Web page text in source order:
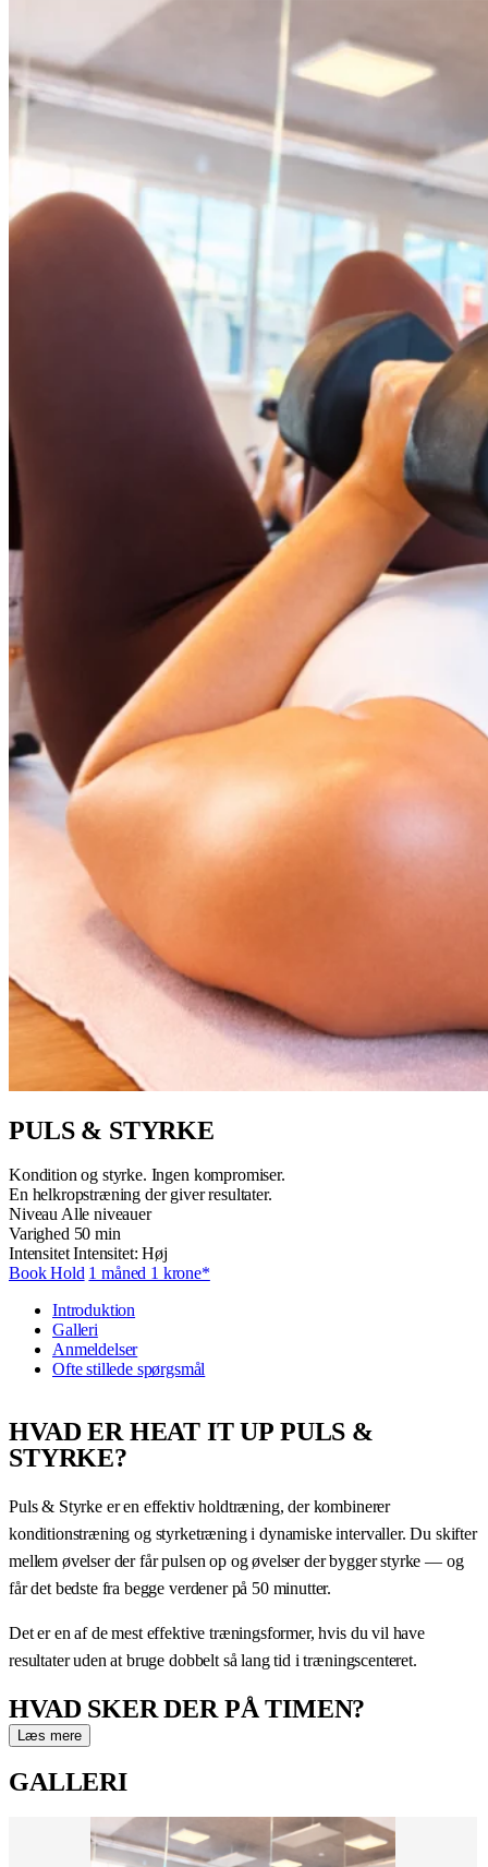
PULS & STYRKE
Kondition og styrke. Ingen kompromiser.
En helkropstræning der giver resultater.
Niveau Alle niveauer
Varighed 50 min
Intensitet Intensitet: Høj
Book Hold 1 måned 1 krone*
Introduktion
Galleri
Anmeldelser
Ofte stillede spørgsmål
HVAD ER HEAT IT UP PULS &
STYRKE?
Puls & Styrke er en effektiv holdtræning, der kombinerer
konditionstræning og styrketræning i dynamiske intervaller. Du skifter
mellem øvelser der får pulsen op og øvelser der bygger styrke — og
får det bedste fra begge verdener på 50 minutter.
Det er en af de mest effektive træningsformer, hvis du vil have
resultater uden at bruge dobbelt så lang tid i træningscenteret.
HVAD SKER DER PÅ TIMEN?
mellem:
Styrkeøvelser — squats, lunges, pres og træk med eller uden
vægte
Læs mere
GALLERI